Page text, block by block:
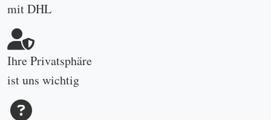
mit DHL
Ihre Privatsphäre
ist uns wichtig